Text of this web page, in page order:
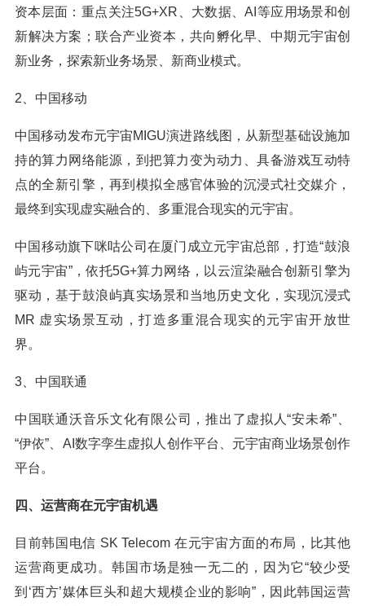
资本层面：重点关注5G+XR、大数据、AI等应用场景和创
新解决方案；联合产业资本，共向孵化早、中期元宇宙创
新业务，探索新业务场景、新商业模式。
2、中国移动
中国移动发布元宇宙MIGU演进路线图，从新型基础设施加
持的算力网络能源，到把算力变为动力、具备游戏互动特
点的全新引擎，再到模拟全感官体验的沉浸式社交媒介，
最终到实现虚实融合的、多重混合现实的元宇宙。
中国移动旗下咪咕公司在厦门成立元宇宙总部，打造“鼓浪
屿元宇宙”，依托5G+算力网络，以云渲染融合创新引擎为
驱动，基于鼓浪屿真实场景和当地历史文化，实现沉浸式
MR 虚实场景互动，打造多重混合现实的元宇宙开放世
界。
3、中国联通
中国联通沃音乐文化有限公司，推出了虚拟人“安未希”、
“伊依”、AI数字孪生虚拟人创作平台、元宇宙商业场景创作
平台。
四、运营商在元宇宙机遇
目前韩国电信 SK Telecom 在元宇宙方面的布局，比其他
运营商更成功。韩国市场是独一无二的，因为它“较少受
到‘西方’媒体巨头和超大规模企业的影响”，因此韩国运营